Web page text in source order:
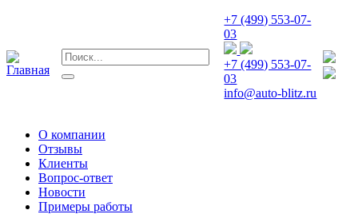
+7 (499) 553-07-
03
+7 (499) 553-07-
03
info@auto-blitz.ru
О компании
Отзывы
Клиенты
Вопрос-ответ
Новости
Примеры работы